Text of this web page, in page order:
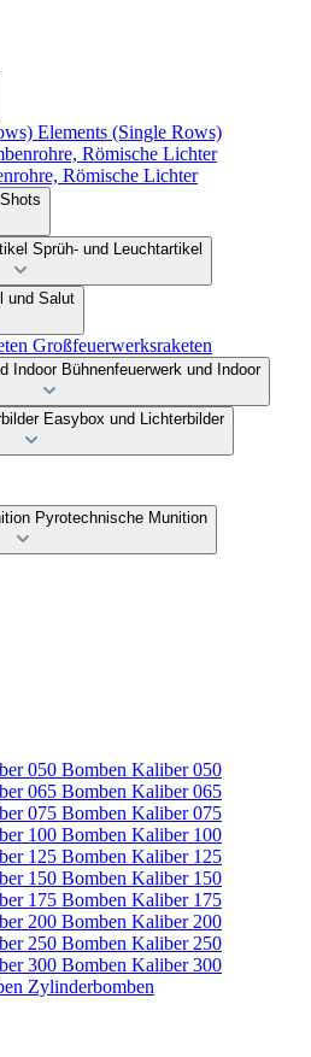
Elements (Single Rows)
Römische Lichter
Sprüh- und Leuchtartikel
und Salut
Großfeuerwerksraketen
Bühnenfeuerwerk und Indoor
Easybox und Lichterbilder
Pyrotechnische Munition
Bomben Kaliber 050
Bomben Kaliber 065
Bomben Kaliber 075
Bomben Kaliber 100
Bomben Kaliber 125
Bomben Kaliber 150
Bomben Kaliber 175
Bomben Kaliber 200
Bomben Kaliber 250
Bomben Kaliber 300
Zylinderbomben